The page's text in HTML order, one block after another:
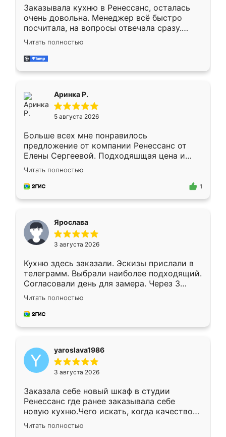
Заказывала кухню в Ренессанс, осталась
очень довольна. Менеджер всё быстро
посчитала, на вопросы отвечала сразу.
Замерщик приехал в субботу, подошёл к
делу со всей ответственностью. Собрали
за день, ребята работали аккуратно, даже
Читать полностью
Аринка Р.
5 августа 2026
Больше всех мне понравилось
предложение от компании Ренессанс от
Елены Сергеевой. Подходяшщая цена и
короткие сроки изготовления. Приехавший
для замера сотрудник Владислав
предложил по моему эскизу самый
Читать полностью
1
Ярослава
3 августа 2026
Кухню здесь заказали. Эскизы прислали в
телеграмм. Выбрали наиболее подходящий.
Согласовали день для замера. Через 3
недели кухня была уже готова. Остались
довольны работой. Спасибо Ренессанс
мебель за качественную работу!
Читать полностью
yaroslava1986
3 августа 2026
Заказала себе новый шкаф в студии
Ренессанс где ранее заказывала себе
новую кухню.Чего искать, когда качеством
вполне довольна. Служит кухня уже почти
два года, нареканий нет.
Читать полностью